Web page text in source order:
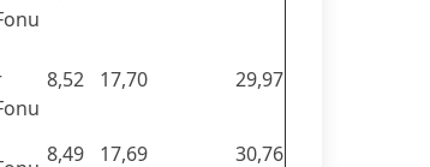
8,52 17,70 29,97
8,49 17,69 30,76